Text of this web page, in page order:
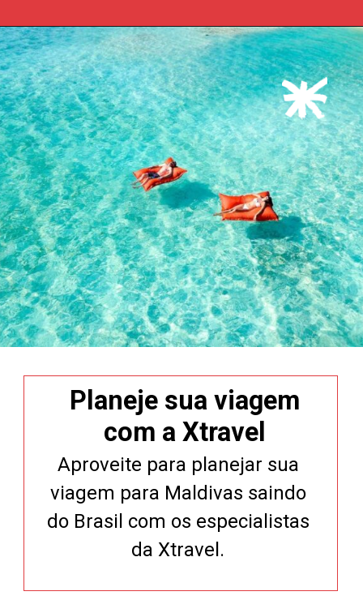
Opening https://xtravel.com.br/roteiro-viagem-personalizado/
Aproveite para planejar sua
viagem para Maldivas saindo
do Brasil com os especialistas
da Xtravel.
Planeje sua viagem
com a Xtravel